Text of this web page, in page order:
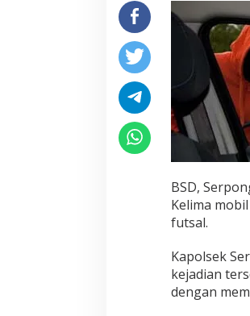
BSD,
Kelima
futsal.
Kapolsek
kejadian
dengan